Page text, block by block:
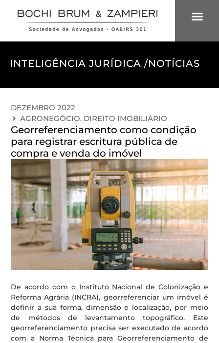
INTELIGÊNCIA JURÍDICA /NOTÍCIAS
DEZEMBRO 2022
AGRONEGÓCIO, DIREITO IMOBILIÁRIO
Georreferenciamento como condição
para registrar escritura pública de
compra e venda do imóvel
De acordo com o Instituto Nacional de Colonização e
Reforma Agrária (INCRA), georreferenciar um imóvel é
definir a sua forma, dimensão e localização, por meio
de métodos de levantamento topográfico. Este
georreferenciamento precisa ser executado de acordo
com a Norma Técnica para Georreferenciamento de